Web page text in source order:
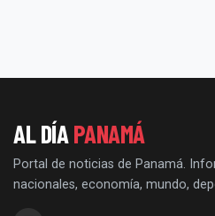
AL DÍAPANAMÁ
Portal de noticias de Panamá.
nacionales, economía, mundo,